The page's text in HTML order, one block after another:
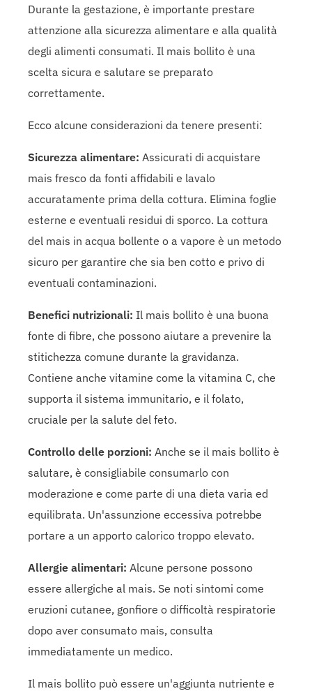
Durante la gestazione, è importante prestare
attenzione alla sicurezza alimentare e alla qualità
degli alimenti consumati. Il mais bollito è una
scelta sicura e salutare se preparato
correttamente.
Ecco alcune considerazioni da tenere presenti:
Sicurezza alimentare: Assicurati di acquistare
mais fresco da fonti affidabili e lavalo
accuratamente prima della cottura. Elimina foglie
esterne e eventuali residui di sporco. La cottura
del mais in acqua bollente o a vapore è un metodo
sicuro per garantire che sia ben cotto e privo di
eventuali contaminazioni.
Benefici nutrizionali: Il mais bollito è una buona
fonte di fibre, che possono aiutare a prevenire la
stitichezza comune durante la gravidanza.
Contiene anche vitamine come la vitamina C, che
supporta il sistema immunitario, e il folato,
cruciale per la salute del feto.
Controllo delle porzioni: Anche se il mais bollito è
salutare, è consigliabile consumarlo con
moderazione e come parte di una dieta varia ed
equilibrata. Un'assunzione eccessiva potrebbe
portare a un apporto calorico troppo elevato.
Allergie alimentari: Alcune persone possono
essere allergiche al mais. Se noti sintomi come
eruzioni cutanee, gonfiore o difficoltà respiratorie
dopo aver consumato mais, consulta
immediatamente un medico.
Il mais bollito può essere un'aggiunta nutriente e